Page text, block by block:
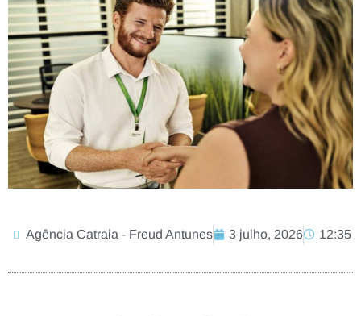
Agência Catraia - Freud Antunes 3 julho, 2026 12:35